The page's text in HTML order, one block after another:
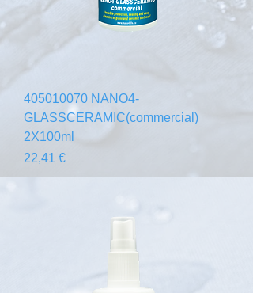
405010070 NANO4-
GLASSCERAMIC(commercial)
2X100ml
Prix
22,41 €